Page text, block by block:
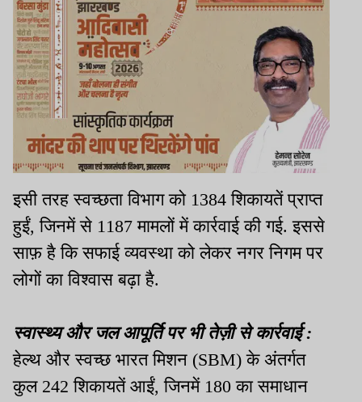
इसी तरह स्वच्छता विभाग को 1384 शिकायतें प्राप्त
हुईं,जिनमें से 1187 मामलों में कार्रवाई की गई. इससे
साफ़ है कि सफाई व्यवस्था को लेकर नगर निगम पर
लोगों का विश्वास बढ़ा है.
स्वास्थ्य और जल आपूर्ति पर भी तेज़ी से कार्रवाई:
हेल्थ और स्वच्छ भारत मिशन (SBM)के अंतर्गत
कुल 242 शिकायतें आईं,जिनमें 180 का समाधान